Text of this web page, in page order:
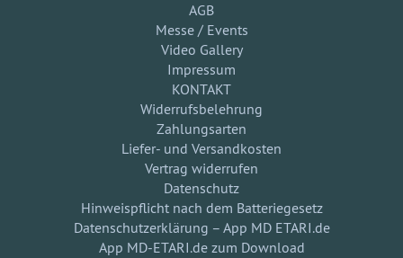
AGB
Messe / Events
Video Gallery
Impressum
KONTAKT
Widerrufsbelehrung
Zahlungsarten
Liefer- und Versandkosten
Vertrag widerrufen
Datenschutz
Hinweispflicht nach dem Batteriegesetz
Datenschutzerklärung – App MD ETARI.de
App MD-ETARI.de zum Download